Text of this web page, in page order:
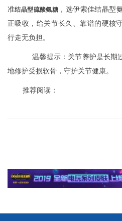
准结晶型硫酸氨糖 ，选伊索佳结晶型
正吸收，给关节长久、靠谱的硬核
行走无负担。
温馨提示：关节养护是长期
地修护受损软骨，守护关节健康。
推荐阅读：